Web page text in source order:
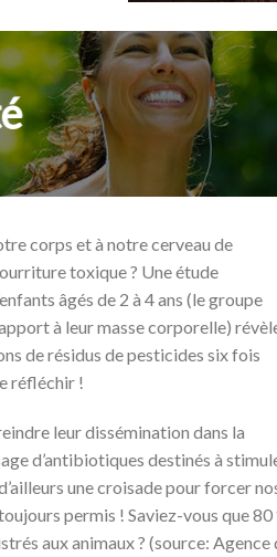
corps et à notre cerveau de
toxique ? Une étude
âgés de 2 à 4 ans (le groupe
à leur masse corporelle)
de résidus de pesticides six fois
réfléchir !
leur dissémination dans la
d’antibiotiques destinés à
une croisade pour forcer
permis ! Saviez-vous que 80
aux animaux ? (source: Agence